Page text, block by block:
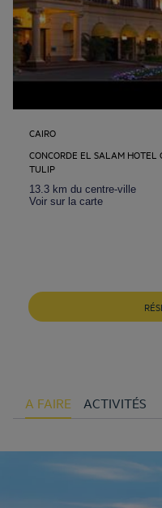
CAIRO
CONCORDE EL SALAM HOTEL
TULIP
13.3 km du centre-ville
Voir sur la carte
A FAIRE ACTIVITÉS